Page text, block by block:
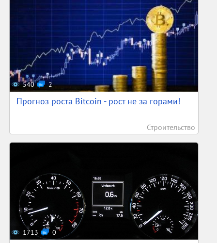
540 2
Прогноз роста Bitcoin - рост не за горами!
Строительство
1713 0